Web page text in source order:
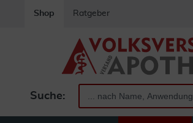
Shop Ratgeber
Suche: